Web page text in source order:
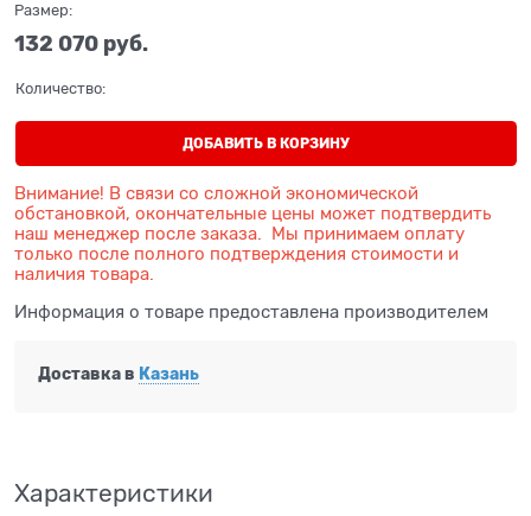
Размер:
132 070 руб.
Количество:
ДОБАВИТЬ В КОРЗИНУ
Внимание! В связи со сложной экономической
обстановкой, окончательные цены может подтвердить
наш менеджер после заказа. Мы принимаем оплату
только после полного подтверждения стоимости и
наличия товара.
Информация о товаре предоставлена производителем
Доставка в Казань
Характеристики